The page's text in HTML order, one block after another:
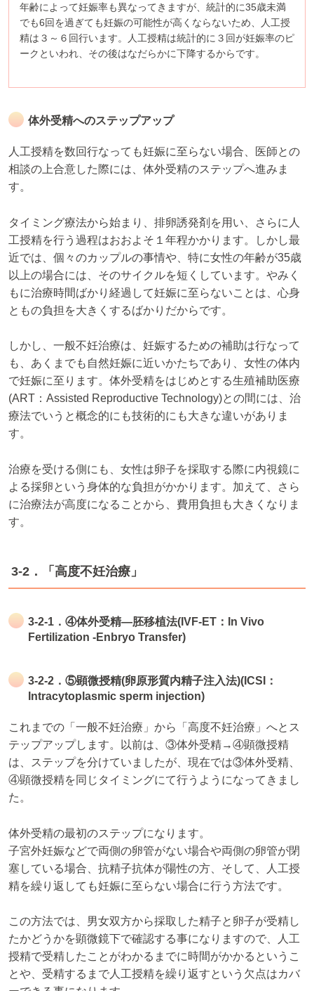
年齢によって妊娠率も異なってきますが、統計的に35歳未満
でも6回を過ぎても妊娠の可能性が高くならないため、人工授
精は３～６回行います。人工授精は統計的に３回が妊娠率のピ
ークといわれ、その後はなだらかに下降するからです。
体外受精へのステップアップ
人工授精を数回行なっても妊娠に至らない場合、医師との
相談の上合意した際には、体外受精のステップへ進みま
す。
タイミング療法から始まり、排卵誘発剤を用い、さらに人
工授精を行う過程はおおよそ１年程かかります。しかし最
近では、個々のカップルの事情や、特に女性の年齢が35歳
以上の場合には、そのサイクルを短くしています。やみく
もに治療時間ばかり経過して妊娠に至らないことは、心身
ともの負担を大きくするばかりだからです。
しかし、一般不妊治療は、妊娠するための補助は行なって
も、あくまでも自然妊娠に近いかたちであり、女性の体内
で妊娠に至ります。体外受精をはじめとする生殖補助医療
(ART：Assisted Reproductive Technology)との間には、治
療法でいうと概念的にも技術的にも大きな違いがありま
す。
治療を受ける側にも、女性は卵子を採取する際に内視鏡に
よる採卵という身体的な負担がかかります。加えて、さら
に治療法が高度になることから、費用負担も大きくなりま
す。
3-2．「高度不妊治療」
3-2-1．④体外受精―胚移植法(IVF-ET：In Vivo
Fertilization -Enbryo Transfer)
3-2-2．⑤顕微授精(卵原形質内精子注入法)(ICSI：
Intracytoplasmic sperm injection)
これまでの「一般不妊治療」から「高度不妊治療」へとス
テップアップします。以前は、③体外受精→④顕微授精
は、ステップを分けていましたが、現在では③体外受精、
④顕微授精を同じタイミングにて行うようになってきまし
た。
体外受精の最初のステップになります。
子宮外妊娠などで両側の卵管がない場合や両側の卵管が閉
塞している場合、抗精子抗体が陽性の方、そして、人工授
精を繰り返しても妊娠に至らない場合に行う方法です。
この方法では、男女双方から採取した精子と卵子が受精し
たかどうかを顕微鏡下で確認する事になりますので、人工
授精で受精したことがわかるまでに時間がかかるというこ
とや、受精するまで人工授精を繰り返すという欠点はカバ